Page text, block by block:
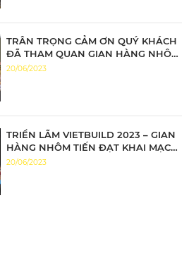
TRÂN TRỌNG CẢM ƠN QUÝ KHÁCH
ĐÃ THAM QUAN GIAN HÀNG NHÔM
TIẾN ĐẠT
20/06/2023
TRIỂN LÃM VIETBUILD 2023 – GIAN
HÀNG NHÔM TIẾN ĐẠT KHAI MẠC
ĐẦY ẤN TƯỢNG
20/06/2023